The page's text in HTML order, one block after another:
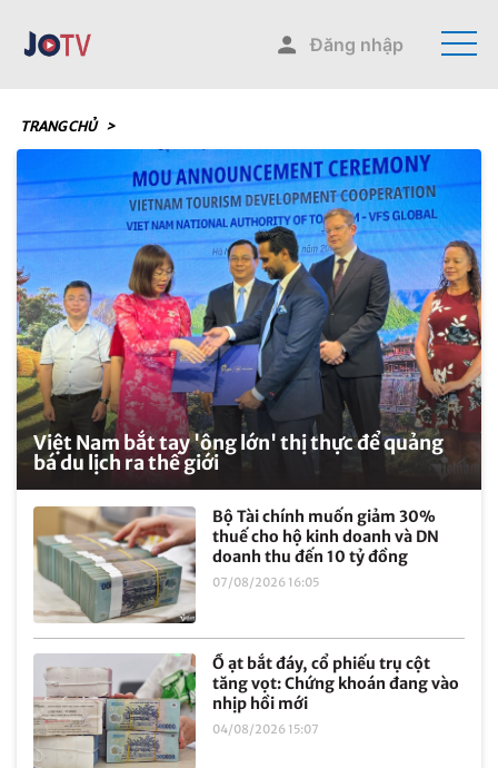
Đăng nhập
TRANG CHỦ >
Việt Nam bắt tay 'ông lớn' thị thực để quảng
bá du lịch ra thế giới
Bộ Tài chính muốn giảm 30%
thuế cho hộ kinh doanh và DN
doanh thu đến 10 tỷ đồng
07/08/2026 16:05
Ồ ạt bắt đáy, cổ phiếu trụ cột
tăng vọt: Chứng khoán đang vào
nhịp hồi mới
04/08/2026 15:07